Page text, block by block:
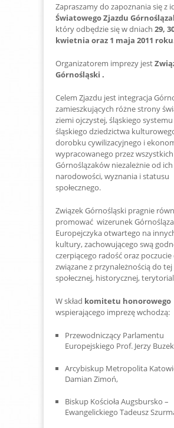
Zapraszamy do zapoznania się z
Światowego Zjazdu
który odbędzie się w dniach 29,
kwietnia oraz 1 maja 2011
Organizatorem imprezy jest
Górnośląski .
Celem Zjazdu jest integracja
zamieszkujących różne strony
ziemi ojczystej, śląskiego
śląskiego dziedzictwa
dorobku cywilizacyjnego i
wypracowanego przez wszystkich
Górnoślązaków niezależnie od ich
narodowości, wyznania i statusu
społecznego.
Związek Górnośląski pragnie
promować wizerunek
Europejczyka otwartego na
kultury, zachowującego swą
czerpiącego radość oraz
związane z przynależnością do
społecznej, historycznej,
W skład komitetu honorowego
wspierającego imprezę wchodzą:
Przewodniczący Parlamentu
Europejskiego Prof. Jerzy
Arcybiskup Metropolita
Damian Zimoń,
Biskup Kościoła Augsbursko –
Ewangelickiego Tadeusz